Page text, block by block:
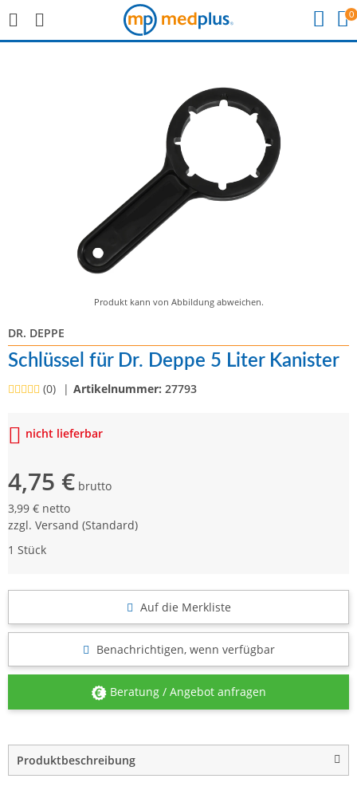
0
Produkt kann von Abbildung abweichen.
DR. DEPPE
Schlüssel für Dr. Deppe 5 Liter Kanister
(0) Artikelnummer: 27793
nicht lieferbar
4,75 € brutto
3,99 € netto
zzgl. Versand (Standard)
1 Stück
Auf die Merkliste
Benachrichtigen, wenn verfügbar
Beratung / Angebot anfragen
Produktbeschreibung